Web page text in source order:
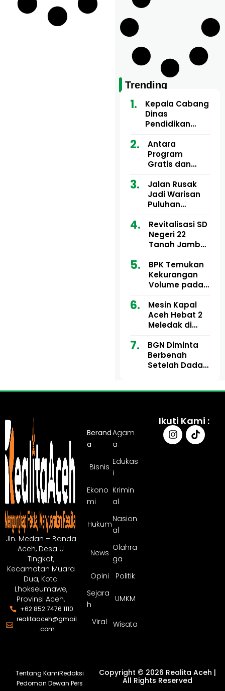
Trending
Kepala Cabang
Dinas
Pendidikan
Utara Buka
Pelatihan Deep
Learning serta
Artifisial bagi
Guru
Matematika
Antara
Program
Gratis dan
Motor Imum
Gampong, Uji
Nyali APH
Bermain di
Balik Rp250
Ribu
Jalan Rusak
Jadi Warisan
Puluhan
dan Tgk
Muharuddin
Kini Didesak
Revitalisasi SD
Negeri 22
Tanah Jambo
Miliar Tuai
Sorotan, Publik
Pertanyakan
Anggaran
BPK Temukan
Kekurangan
Volume pada
Aceh Utara
Tahun 2024,
Pengembalian
Sepenuhnya
Tuntas
Mesin Kapal
Aceh Hebat 2
Meledak di
Ulee Lheue, 14
Orang Derita
Luka Bakar
BGN Diminta
Berbenah
Setelah Dadan
Jln. Medan – Banda
Aceh, Desa U
Tingkot,
Kecamatan Muara
Dua, Kota
Lhokseumawe,
Provinsi Aceh.
+62 852 7476 1110
realitaaceh@gmail
.com
Berand
a
Agam
a
Bisnis
Edukas
i
Ekono
mi
Krimin
al
Hukum
Nasion
al
News
Olahra
ga
Opini
Politik
Sejara
h
UMKM
Viral Wisata
Ikuti Kami :
Tentang KamiRedaksi
Pedoman Dewan Pers
Copyright © 2026 Realita Aceh |
All Rights Reserved